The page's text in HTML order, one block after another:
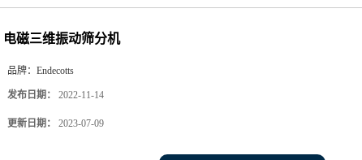
电磁三维振动筛分机
品牌： Endecotts
发布日期： 2022-11-14
更新日期： 2023-07-09